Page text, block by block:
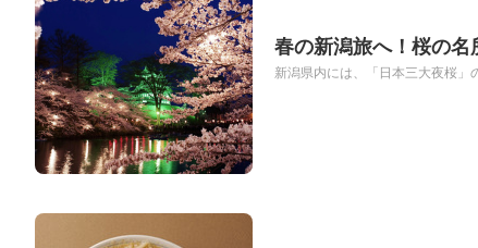
春の新潟旅へ！桜の名
新潟県内には、「日本三大夜桜」